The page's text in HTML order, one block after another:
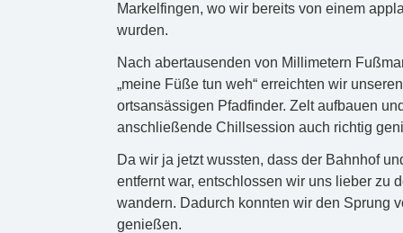
Markelfingen, wo wir bereits von einem
wurden.
Nach abertausenden von Millimetern
„meine Füße tun weh“ erreichten wir
ortsansässigen Pfadfinder. Zelt aufbauen
anschließende Chillsession auch richtig
Da wir ja jetzt wussten, dass der Bahnhof
entfernt war, entschlossen wir uns lieber zu
wandern. Dadurch konnten wir den Sprung
genießen.